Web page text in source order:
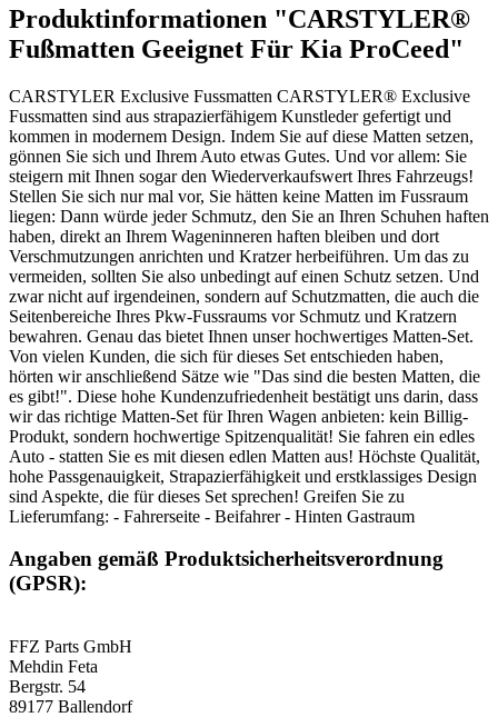
Produktinformationen "CARSTYLER®
Fußmatten Geeignet Für Kia ProCeed"
CARSTYLER Exclusive Fussmatten CARSTYLER® Exclusive
Fussmatten sind aus strapazierfähigem Kunstleder gefertigt und
kommen in modernem Design. Indem Sie auf diese Matten setzen,
gönnen Sie sich und Ihrem Auto etwas Gutes. Und vor allem: Sie
steigern mit Ihnen sogar den Wiederverkaufswert Ihres Fahrzeugs!
Stellen Sie sich nur mal vor, Sie hätten keine Matten im Fussraum
liegen: Dann würde jeder Schmutz, den Sie an Ihren Schuhen haften
haben, direkt an Ihrem Wageninneren haften bleiben und dort
Verschmutzungen anrichten und Kratzer herbeiführen. Um das zu
vermeiden, sollten Sie also unbedingt auf einen Schutz setzen. Und
zwar nicht auf irgendeinen, sondern auf Schutzmatten, die auch die
Seitenbereiche Ihres Pkw-Fussraums vor Schmutz und Kratzern
bewahren. Genau das bietet Ihnen unser hochwertiges Matten-Set.
Von vielen Kunden, die sich für dieses Set entschieden haben,
hörten wir anschließend Sätze wie "Das sind die besten Matten, die
es gibt!". Diese hohe Kundenzufriedenheit bestätigt uns darin, dass
wir das richtige Matten-Set für Ihren Wagen anbieten: kein Billig-
Produkt, sondern hochwertige Spitzenqualität! Sie fahren ein edles
Auto - statten Sie es mit diesen edlen Matten aus! Höchste Qualität,
hohe Passgenauigkeit, Strapazierfähigkeit und erstklassiges Design
sind Aspekte, die für dieses Set sprechen! Greifen Sie zu
Lieferumfang: - Fahrerseite - Beifahrer - Hinten Gastraum
Angaben gemäß Produktsicherheitsverordnung
(GPSR):
FFZ Parts GmbH
Mehdin Feta
Bergstr. 54
89177 Ballendorf